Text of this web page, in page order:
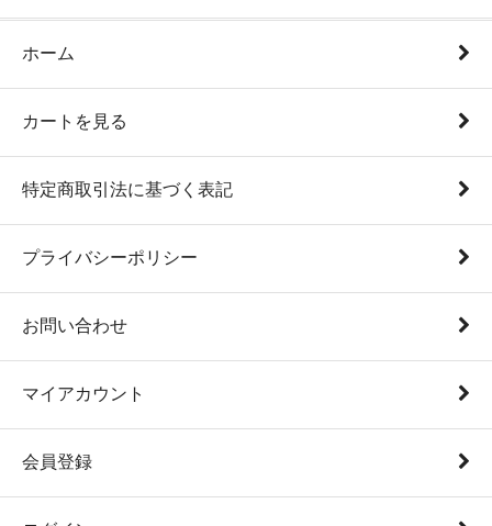
ホーム
カートを見る
特定商取引法に基づく表記
プライバシーポリシー
お問い合わせ
マイアカウント
会員登録